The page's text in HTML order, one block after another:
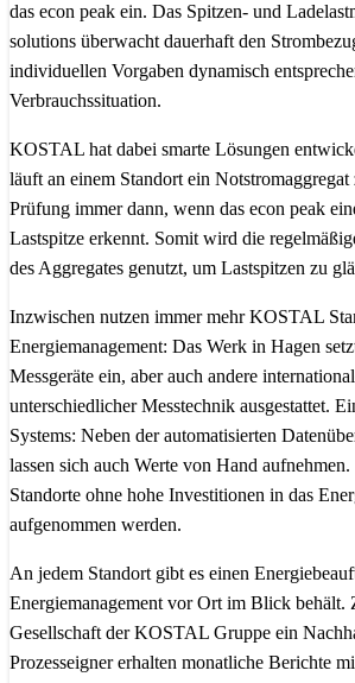
das econ peak ein. Das Spitzen- und
solutions überwacht dauerhaft den
individuellen Vorgaben dynamisch
Verbrauchssituation.
KOSTAL hat dabei smarte Lösungen
läuft an einem Standort ein Notstromaggregat
Prüfung immer dann, wenn das econ peak
Lastspitze erkennt. Somit wird die
des Aggregates genutzt, um Lastspitzen zu
Inzwischen nutzen immer mehr KOSTAL
Energiemanagement: Das Werk in Hagen
Messgeräte ein, aber auch andere
unterschiedlicher Messtechnik ausgestattet.
Systems: Neben der automatisierten
lassen sich auch Werte von Hand
Standorte ohne hohe Investitionen in das
aufgenommen werden.
An jedem Standort gibt es einen
Energiemanagement vor Ort im Blick behält.
Gesellschaft der KOSTAL Gruppe ein
Prozesseigner erhalten monatliche Berichte